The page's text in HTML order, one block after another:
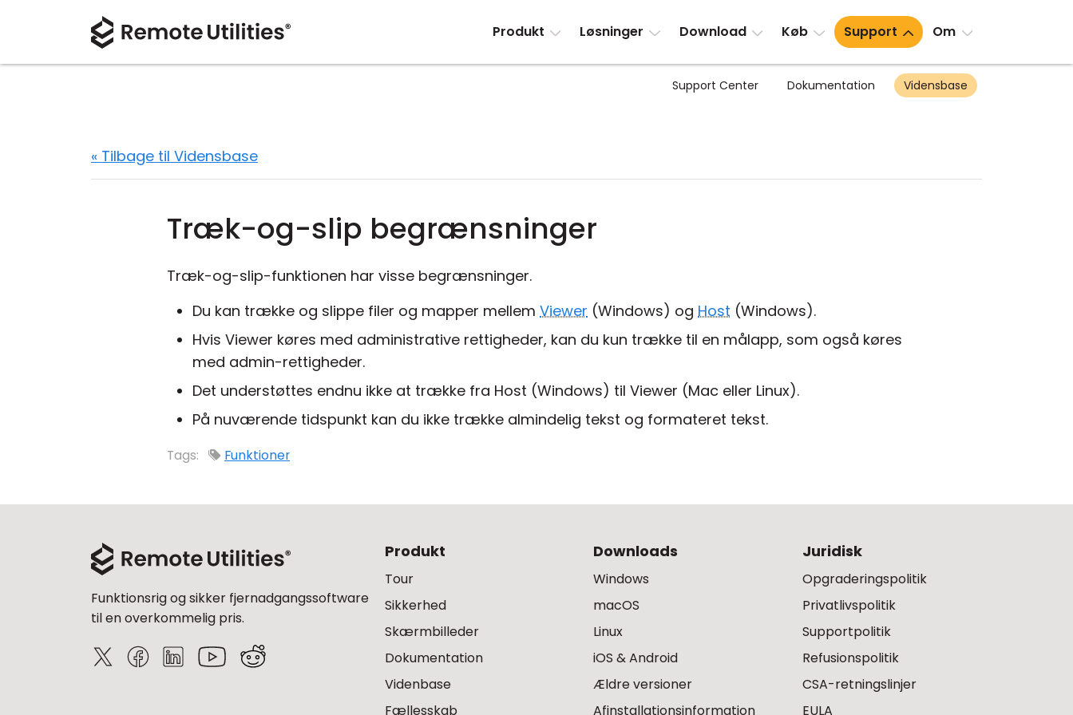
Produkt Løsninger Download Køb Support Om
Support Center Dokumentation Vidensbase
« Tilbage til Vidensbase
Træk-og-slip begrænsninger
Træk-og-slip-funktionen har visse begrænsninger.
Du kan trække og slippe filer og mapper mellem Viewer (Windows) og Host (Windows).
Hvis Viewer køres med administrative rettigheder, kan du kun trække til en målapp, som også køres
med admin-rettigheder.
Det understøttes endnu ikke at trække fra Host (Windows) til Viewer (Mac eller Linux).
På nuværende tidspunkt kan du ikke trække almindelig tekst og formateret tekst.
Tags: Funktioner
Funktionsrig og sikker fjernadgangssoftware
til en overkommelig pris.
Produkt
Tour
Sikkerhed
Skærmbilleder
Dokumentation
Videnbase
Fællesskab
Downloads
Windows
macOS
Linux
iOS & Android
Ældre versioner
Afinstallationsinformation
Juridisk
Opgraderingspolitik
Privatlivspolitik
Supportpolitik
Refusionspolitik
CSA-retningslinjer
EULA